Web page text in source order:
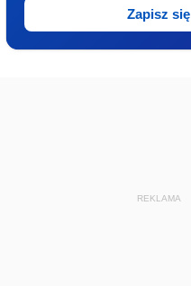
Zapisz się
REKLAMA